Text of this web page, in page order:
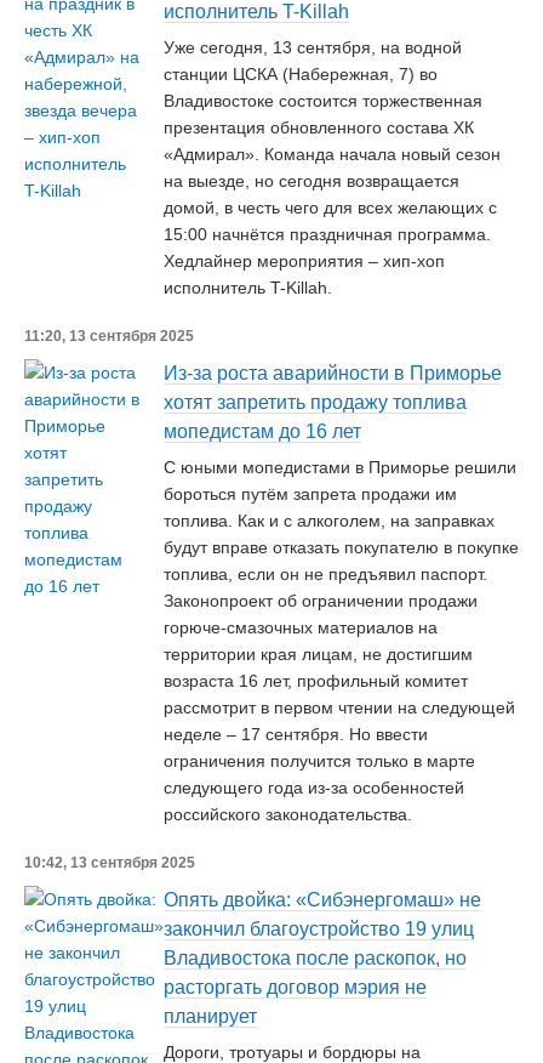
исполнитель T-Killah
Уже сегодня, 13 сентября, на водной
станции ЦСКА (Набережная, 7) во
Владивостоке состоится торжественная
презентация обновленного состава ХК
«Адмирал». Команда начала новый сезон
на выезде, но сегодня возвращается
домой, в честь чего для всех желающих с
15:00 начнётся праздничная программа.
Хедлайнер мероприятия – хип-хоп
исполнитель T-Killah.
11:20, 13 сентября 2025
Из-за роста аварийности в Приморье
хотят запретить продажу топлива
мопедистам до 16 лет
С юными мопедистами в Приморье решили
бороться путём запрета продажи им
топлива. Как и с алкоголем, на заправках
будут вправе отказать покупателю в покупке
топлива, если он не предъявил паспорт.
Законопроект об ограничении продажи
горюче-смазочных материалов на
территории края лицам, не достигшим
возраста 16 лет, профильный комитет
рассмотрит в первом чтении на следующей
неделе – 17 сентября. Но ввести
ограничения получится только в марте
следующего года из-за особенностей
российского законодательства.
10:42, 13 сентября 2025
Опять двойка: «Сибэнергомаш» не
закончил благоустройство 19 улиц
Владивостока после раскопок, но
расторгать договор мэрия не
планирует
Дороги, тротуары и бордюры на